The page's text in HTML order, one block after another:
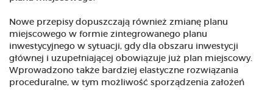
Nowe przepisy dopuszczają również zmianę planu
miejscowego w formie zintegrowanego planu
inwestycyjnego w sytuacji, gdy dla obszaru inwestycji
głównej i uzupełniającej obowiązuje już plan miejscowy.
Wprowadzono także bardziej elastyczne rozwiązania
proceduralne, w tym możliwość sporządzenia założeń